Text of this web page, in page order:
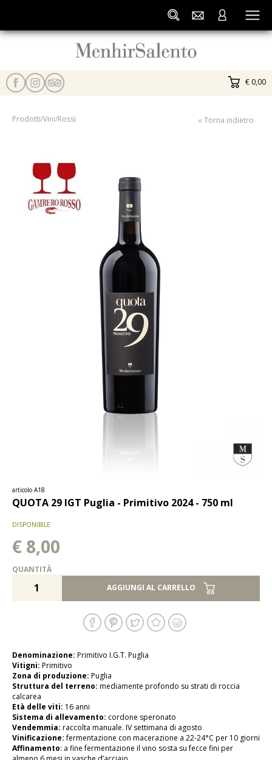
€ 0,00
Prodotti/Vini/Rossi « Torna indietro
articolo A18
QUOTA 29 IGT Puglia - Primitivo 2024 - 750 ml
DISPONIBILE
€ 8,00
QUANTITÀ
AGGIUNGI AL CARRELLO
Denominazione: Primitivo I.G.T. Puglia
Vitigni: Primitivo
Zona di produzione: Puglia
Struttura del terreno: mediamente profondo su strati di roccia
calcarea
Età delle viti: 16 anni
Sistema di allevamento: cordone speronato
Vendemmia: raccolta manuale. IV settimana di agosto
Vinificazione:fermentazione con macerazione a 22-24°C per 10 giorni
Affinamento: a fine fermentazione il vino sosta su fecce fini per